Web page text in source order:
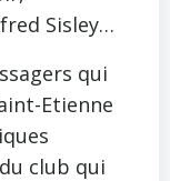
Sisley…
qui
Etienne
club qui